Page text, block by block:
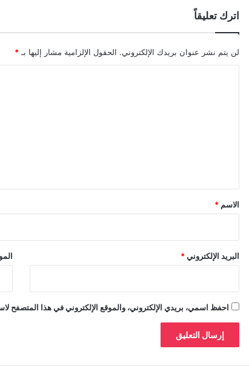
اترك تعليقاً
لن يتم نشر عنوان بريدك الإلكتروني. الحقول الإلزامية مشار إليها بـ *
*
الاسم *
البريد الإلكتروني*
احفظ اسمي، بريدي الإلكتروني، والموقع الإلكتروني في هذا المتصفح